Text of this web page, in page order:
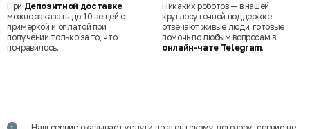
При Депозитной доставке
можно заказать до 10 вещей с
примеркой и оплатой при
получении только за то, что
понравилось.
Никаких роботов — в нашей
круглосуточной поддержке
отвечают живые люди, готовые
помочь по любым вопросам в
онлайн-чате Telegram.